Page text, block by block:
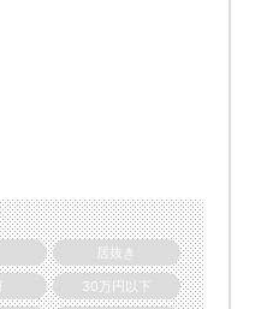
居抜き
30万円以下